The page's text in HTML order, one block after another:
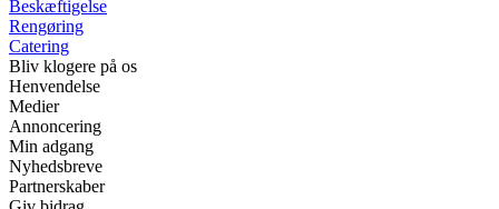
Beskæftigelse
Rengøring
Catering
Bliv klogere på os
Henvendelse
Medier
Annoncering
Min adgang
Nyhedsbreve
Partnerskaber